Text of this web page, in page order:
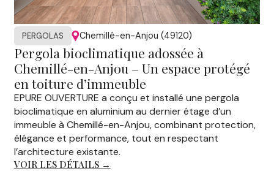
PERGOLAS Chemillé-en-Anjou (49120)
Pergola bioclimatique adossée à
Chemillé-en-Anjou – Un espace protégé
en toiture d’immeuble
EPURE OUVERTURE a conçu et installé une pergola
bioclimatique en aluminium au dernier étage d’un
immeuble à Chemillé-en-Anjou, combinant protection,
élégance et performance, tout en respectant
l’architecture existante.
VOIR LES DÉTAILS →